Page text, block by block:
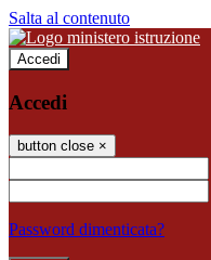
Salta al contenuto
Accedi
Accedi
button close ×
Password dimenticata?